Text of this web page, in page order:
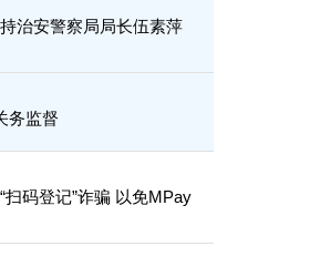
治安警察局局长伍素萍
务监督
码登记”诈骗 以免MPay